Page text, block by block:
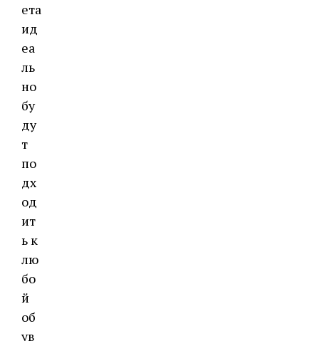
ета
ид
еа
ль
но
бу
ду
т
по
дх
од
ит
ь к
лю
бо
й
об
ув